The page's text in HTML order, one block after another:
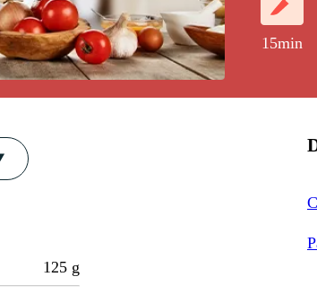
15min
125 g